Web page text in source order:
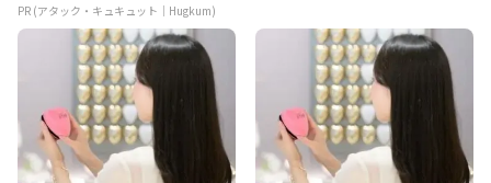
PR (アタック・キュキュット｜Hugkum)